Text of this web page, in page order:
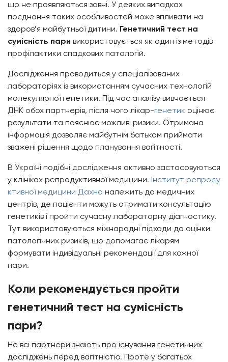
що не проявляються зовні. У деяких випадках
поєднання таких особливостей може впливати на
здоров’я майбутньої дитини. Генетичний тест на
сумісність пари використовується як один із методів
профілактики спадкових патологій.
Дослідження проводиться у спеціалізованих
лабораторіях із використанням сучасних технологій
молекулярної генетики. Під час аналізу вивчається
ДНК обох партнерів, після чого лікар-генетик оцінює
результати та пояснює можливі ризики. Отримана
інформація дозволяє майбутнім батькам приймати
зважені рішення щодо планування вагітності.
В Україні подібні дослідження активно застосовуються
у клініках репродуктивної медицини. Інститут репроду
ктивної медицини Дахно належить до медичних
центрів, де пацієнти можуть отримати консультацію
генетиків і пройти сучасну лабораторну діагностику.
Тут використовуються міжнародні підходи до оцінки
патологічних ризиків, що допомагає лікарям
формувати індивідуальні рекомендації для кожної
пари.
Коли рекомендується пройти
генетичний тест на сумісність
пари?
Не всі партнери знають про існування генетичних
досліджень перед вагітністю. Проте у багатьох